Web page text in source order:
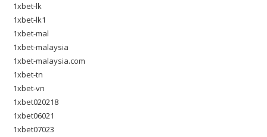
1xbet-lk
1xbet-lk1
1xbet-mal
1xbet-malaysia
1xbet-malaysia.com
1xbet-tn
1xbet-vn
1xbet020218
1xbet06021
1xbet07023